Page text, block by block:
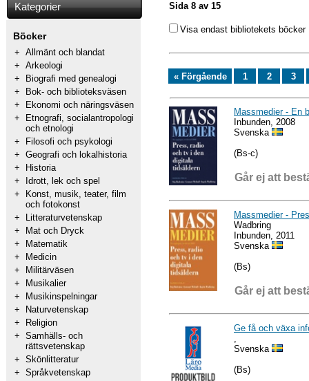
Kategorier
Böcker
+ Allmänt och blandat
+ Arkeologi
+
Biografi med genealogi
+
Bok- och biblioteksväsen
+
Ekonomi och näringsväsen
+
Etnografi, socialantropologi
och etnologi
+
Filosofi och psykologi
+ Geografi och lokalhistoria
+
Historia
+
Idrott, lek och spel
+
Konst, musik, teater, film
och fotokonst
+
Litteraturvetenskap
+
Mat och Dryck
+
Matematik
+
Medicin
+
Militärväsen
+
Musikalier
+
Musikinspelningar
+
Naturvetenskap
+
Religion
+ Samhälls- och
rättsvetenskap
+ Skönlitteratur
+ Språkvetenskap
Sida 8 av 15
Visa endast bibliotekets böcker
« Förgående 1 2 3
Massmedier - En
Inbunden, 2008
Svenska
(Bs-c)
Går ej att
Massmedier -
Wadbring
Inbunden, 2011
Svenska
(Bs)
Går ej att
Ge få och växa
Svenska
(Bs)